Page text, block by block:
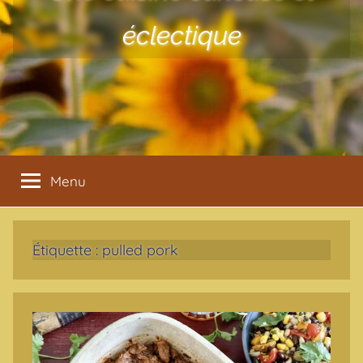
éclectique
Menu
Étiquette : pulled pork